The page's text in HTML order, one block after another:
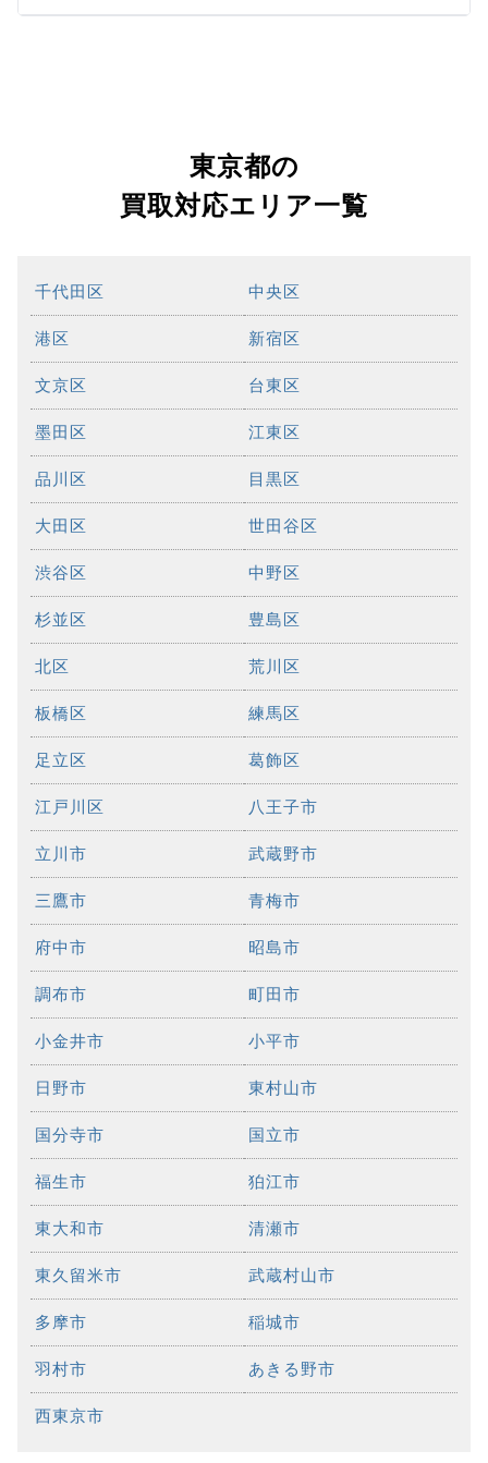
東京都の
買取対応エリア一覧
千代田区 中央区
港区 新宿区
文京区 台東区
墨田区 江東区
品川区 目黒区
大田区 世田谷区
渋谷区 中野区
杉並区 豊島区
北区 荒川区
板橋区 練馬区
足立区 葛飾区
江戸川区 八王子市
立川市 武蔵野市
三鷹市 青梅市
府中市 昭島市
調布市 町田市
小金井市 小平市
日野市 東村山市
国分寺市 国立市
福生市 狛江市
東大和市 清瀬市
東久留米市 武蔵村山市
多摩市 稲城市
羽村市 あきる野市
西東京市